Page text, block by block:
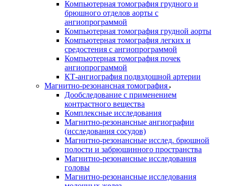
Компьютерная томография грудного и
брюшного отделов аорты с
ангиопрограммой
Компьютерная томография грудной аорты
Компьютерная томография легких и
средостения с ангиопрограммой
Компьютерная томография почек
ангиопрограммой
КТ-ангиография подвздошной артерии
Магнитно-резонансная томография
Дообследование с применением
контрастного вещества
Комплексные исследования
Магнитно-резонансные ангиографии
(исследования сосудов)
Магнитно-резонансные исслед. брюшной
полости и забрюшинного пространства
Магнитно-резонансные исследования
головы
Магнитно-резонансные исследования